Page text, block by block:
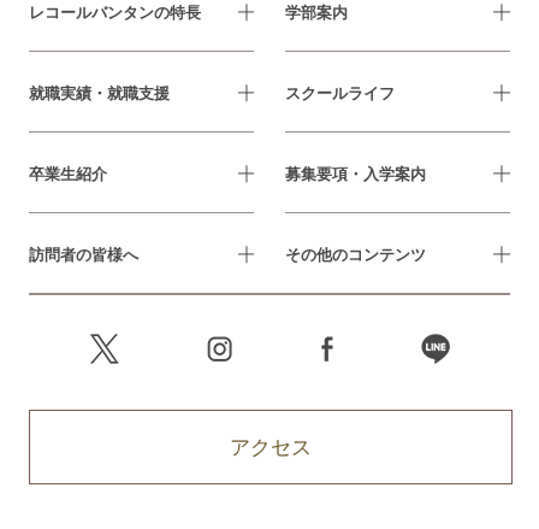
レコールバンタンの特長 学部案内
就職実績・就職支援 スクールライフ
卒業生紹介 募集要項・入学案内
訪問者の皆様へ その他のコンテンツ
アクセス